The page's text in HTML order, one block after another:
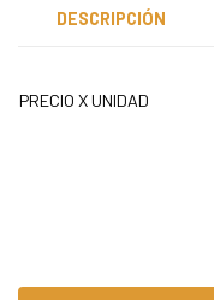
DESCRIPCIÓN
PRECIO X UNIDAD